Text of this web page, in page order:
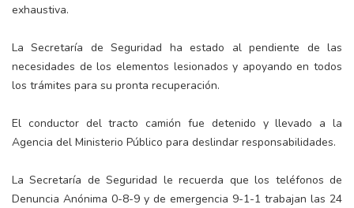
exhaustiva.
La Secretaría de Seguridad ha estado al pendiente de las
necesidades de los elementos lesionados y apoyando en todos
los trámites para su pronta recuperación.
El conductor del tracto camión fue detenido y llevado a la
Agencia del Ministerio Público para deslindar responsabilidades.
La Secretaría de Seguridad le recuerda que los teléfonos de
Denuncia Anónima 0-8-9 y de emergencia 9-1-1 trabajan las 24